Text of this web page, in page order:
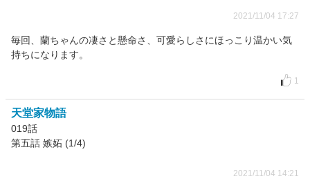
2021/11/04 17:27
毎回、蘭ちゃんの凄さと懸命さ、可愛らしさにほっこり温かい気
持ちになります。
1
天堂家物語
019話
第五話 嫉妬 (1/4)
2021/11/04 14:21